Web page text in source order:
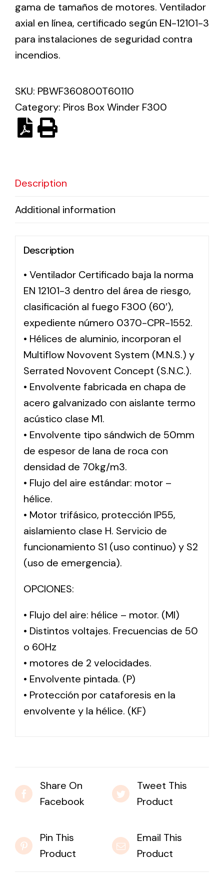
Solar lighting
Variety of solar solutions for all kinds of needs.
gama de tamaños de motores. Ventilador
axial en línea, certificado según EN-12101-3
para instalaciones de seguridad contra
incendios.
SKU: PBWF360800T60110
Category: Piros Box Winder F300
Description
Additional information
Description
• Ventilador Certificado baja la norma
EN 12101-3 dentro del área de riesgo,
clasificación al fuego F300 (60′),
expediente número 0370-CPR-1552.
• Hélices de aluminio, incorporan el
Multiflow Novovent System (M.N.S.) y
Serrated Novovent Concept (S.N.C.).
• Envolvente fabricada en chapa de
acero galvanizado con aislante termo
acústico clase M1.
• Envolvente tipo sándwich de 50mm
de espesor de lana de roca con
densidad de 70kg/m3.
• Flujo del aire estándar: motor –
hélice.
• Motor trifásico, protección IP55,
aislamiento clase H. Servicio de
funcionamiento S1 (uso continuo) y S2
(uso de emergencia).
OPCIONES:
• Flujo del aire: hélice – motor. (MI)
• Distintos voltajes. Frecuencias de 50
o 60Hz
• motores de 2 velocidades.
• Envolvente pintada. (P)
• Protección por cataforesis en la
envolvente y la hélice. (KF)
Share On
Facebook
Tweet This
Product
Pin This
Product
Email This
Product